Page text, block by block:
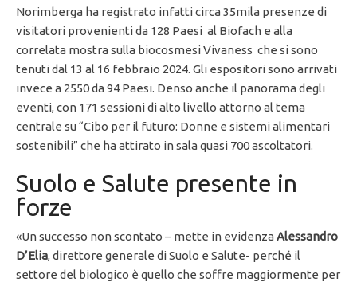
Norimberga ha registrato infatti circa 35mila presenze di
visitatori provenienti da 128 Paesi al Biofach e alla
correlata mostra sulla biocosmesi Vivaness che si sono
tenuti dal 13 al 16 febbraio 2024. Gli espositori sono arrivati
invece a 2550 da 94 Paesi. Denso anche il panorama degli
eventi, con 171 sessioni di alto livello attorno al tema
centrale su “Cibo per il futuro: Donne e sistemi alimentari
sostenibili” che ha attirato in sala quasi 700 ascoltatori.
Suolo e Salute presente in
forze
«Un successo non scontato – mette in evidenzaAlessandro
D’Elia, direttore generale di Suolo e Salute- perché il
settore del biologico è quello che soffre maggiormente per